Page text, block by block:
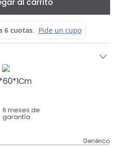
al carrito
6 meses de
garantía
Genérico